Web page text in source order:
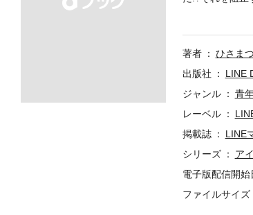
無事に設立で
著者
ひさま
出版社
LINE
ジャンル
青
レーベル
掲載誌
LINE
シリーズ
ア
電子版配信開始
ファイルサイズ